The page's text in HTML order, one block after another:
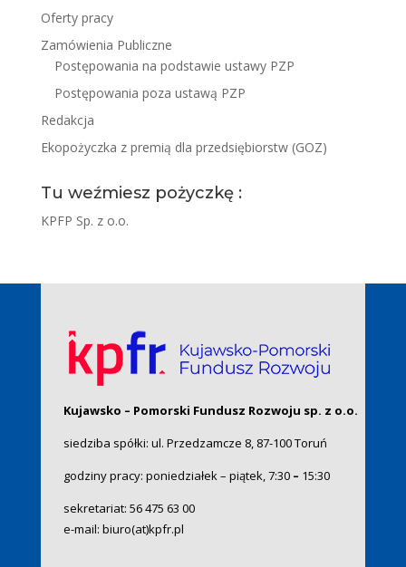
Oferty pracy
Zamówienia Publiczne
Postępowania na podstawie ustawy PZP
Postępowania poza ustawą PZP
Redakcja
Ekopożyczka z premią dla przedsiębiorstw (GOZ)
Tu weźmiesz pożyczkę :
KPFP Sp. z o.o.
Kujawsko – Pomorski Fundusz Rozwoju sp. z o.o.
siedziba spółki: ul. Przedzamcze 8, 87-100 Toruń
godziny pracy: poniedziałek – piątek, 7:30– 15:30
sekretariat: 56 475 63 00
e-mail: biuro(at)kpfr.pl